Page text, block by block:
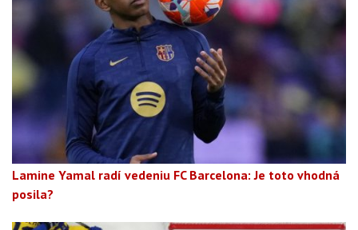
Lamine Yamal radí vedeniu FC Barcelona: Je toto vhodná
posila?